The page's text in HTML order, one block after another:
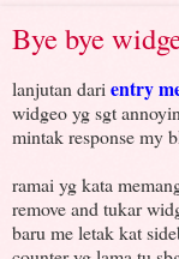
Bye bye
lanjutan dari entry
widgeo yg sgt
mintak response my
ramai yg kata
remove and tukar
baru me letak kat